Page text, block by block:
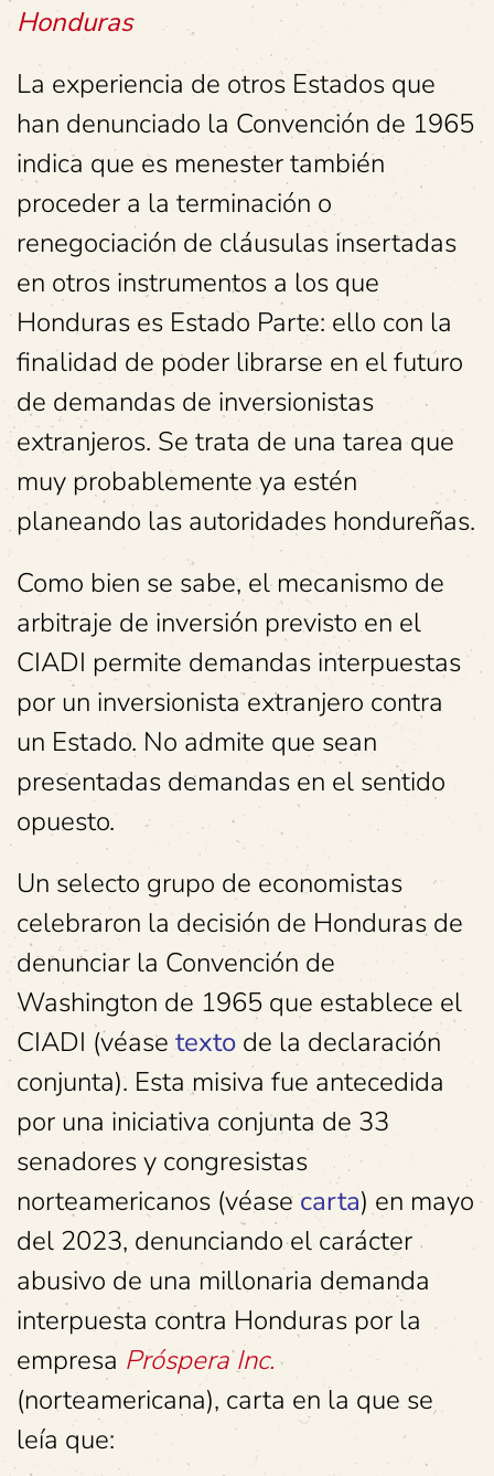
Honduras
La experiencia de otros Estados que
han denunciado la Convención de 1965
indica que es menester también
proceder a la terminación o
renegociación de cláusulas insertadas
en otros instrumentos a los que
Honduras es Estado Parte: ello con la
finalidad de poder librarse en el futuro
de demandas de inversionistas
extranjeros. Se trata de una tarea que
muy probablemente ya estén
planeando las autoridades hondureñas.
Como bien se sabe, el mecanismo de
arbitraje de inversión previsto en el
CIADI permite demandas interpuestas
por un inversionista extranjero contra
un Estado. No admite que sean
presentadas demandas en el sentido
opuesto.
Un selecto grupo de economistas
celebraron la decisión de Honduras de
denunciar la Convención de
Washington de 1965 que establece el
CIADI (véase texto de la declaración
conjunta). Esta misiva fue antecedida
por una iniciativa conjunta de 33
senadores y congresistas
norteamericanos (véasecarta) en mayo
del 2023, denunciando el carácter
abusivo de una millonaria demanda
interpuesta contra Honduras por la
empresa Próspera Inc.
(norteamericana), carta en la que se
leía que: